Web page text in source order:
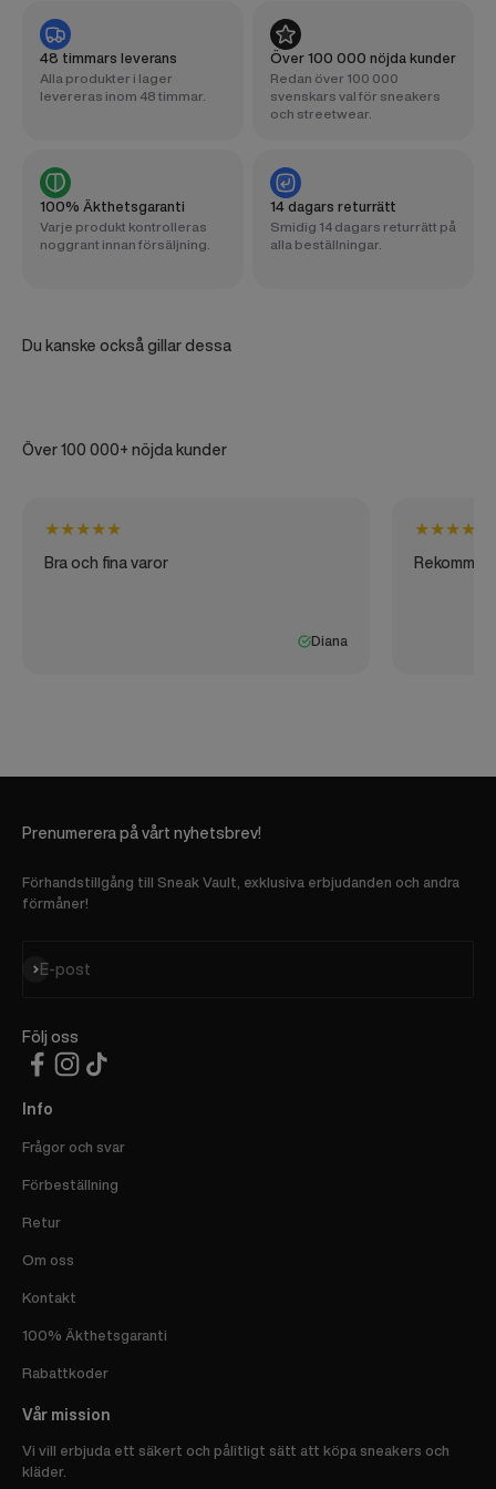
48 timmars leverans
Alla produkter i lager
levereras inom 48 timmar.
Över 100 000 nöjda kunder
Redan över 100 000
svenskars val för sneakers
och streetwear.
100% Äkthetsgaranti
Varje produkt kontrolleras
noggrant innan försäljning.
14 dagars returrätt
Smidig 14 dagars returrätt på
alla beställningar.
Du kanske också gillar dessa
Över 100 000+ nöjda kunder
★★★★★
Bra och fina varor
Diana
★★★★
Prenumerera på vårt nyhetsbrev!
Förhandstillgång till Sneak Vault, exklusiva erbjudanden och andra
förmåner!
E-post
Prenumerera
Följ oss
Info
Frågor och svar
Förbeställning
Retur
Om oss
Kontakt
100% Äkthetsgaranti
Rabattkoder
Vår mission
Vi vill erbjuda ett säkert och pålitligt sätt att köpa sneakers och
kläder.